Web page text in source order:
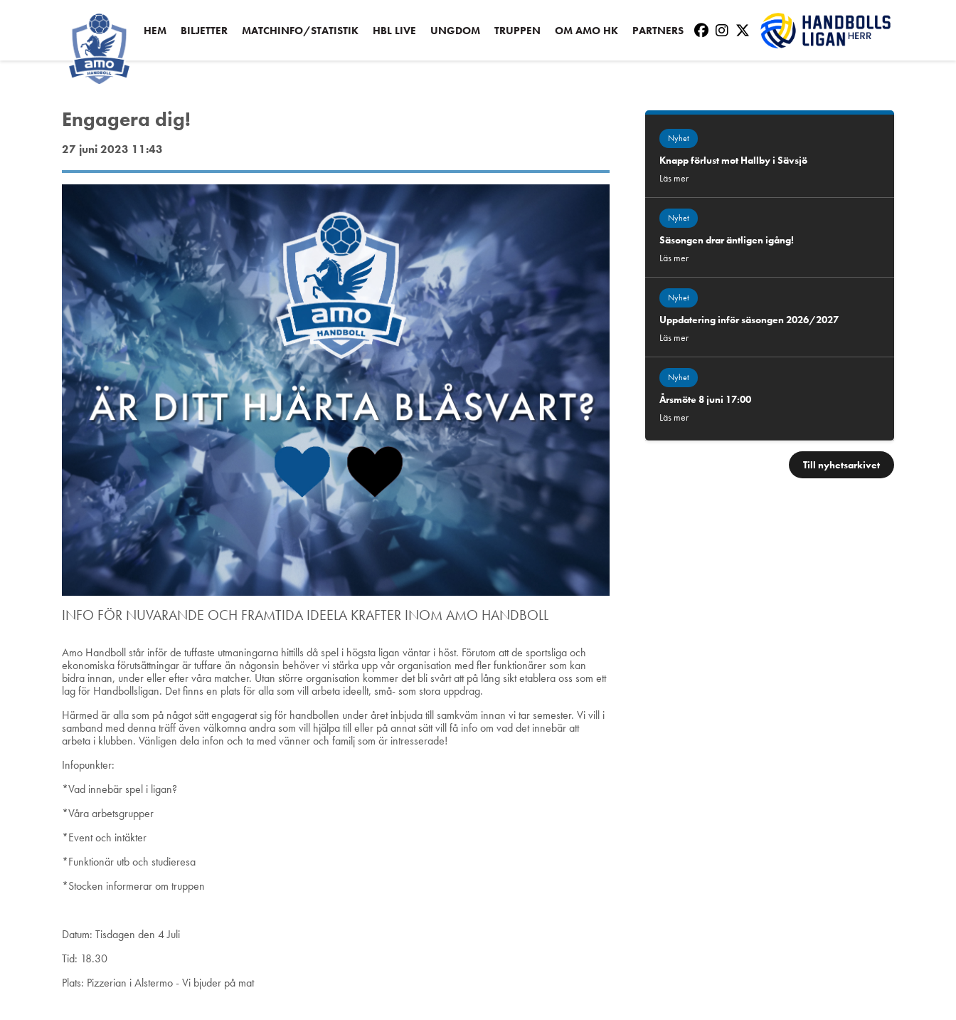
HEM BILJETTER MATCHINFO/STATISTIK HBL LIVE UNGDOM TRUPPEN OM AMO HK PARTNERS
Engagera dig!
27 juni 2023 11:43
INFO FÖR NUVARANDE OCH FRAMTIDA IDEELA KRAFTER INOM AMO HANDBOLL
Amo Handboll står inför de tuffaste utmaningarna hittills då spel i högsta ligan väntar i höst. Förutom att de sportsliga och
ekonomiska förutsättningar är tuffare än någonsin behöver vi stärka upp vår organisation med fler funktionärer som kan
bidra innan, under eller efter våra matcher. Utan större organisation kommer det bli svårt att på lång sikt etablera oss som ett
lag för Handbollsligan. Det finns en plats för alla som vill arbeta ideellt, små- som stora uppdrag.
Härmed är alla som på något sätt engagerat sig för handbollen under året inbjuda till samkväm innan vi tar semester. Vi vill i
samband med denna träff även välkomna andra som vill hjälpa till eller på annat sätt vill få info om vad det innebär att
arbeta i klubben. Vänligen dela infon och ta med vänner och familj som är intresserade!
Infopunkter:
*Vad innebär spel i ligan?
*Våra arbetsgrupper
*Event och intäkter
*Funktionär utb och studieresa
*Stocken informerar om truppen
Datum: Tisdagen den 4 Juli
Tid: 18.30
Plats: Pizzerian i Alstermo - Vi bjuder på mat
Nyhet
Knapp förlust mot Hallby i Sävsjö
Läs mer
Nyhet
Säsongen drar äntligen igång!
Läs mer
Nyhet
Uppdatering inför säsongen 2026/2027
Läs mer
Nyhet
Årsmöte 8 juni 17:00
Läs mer
Till nyhetsarkivet